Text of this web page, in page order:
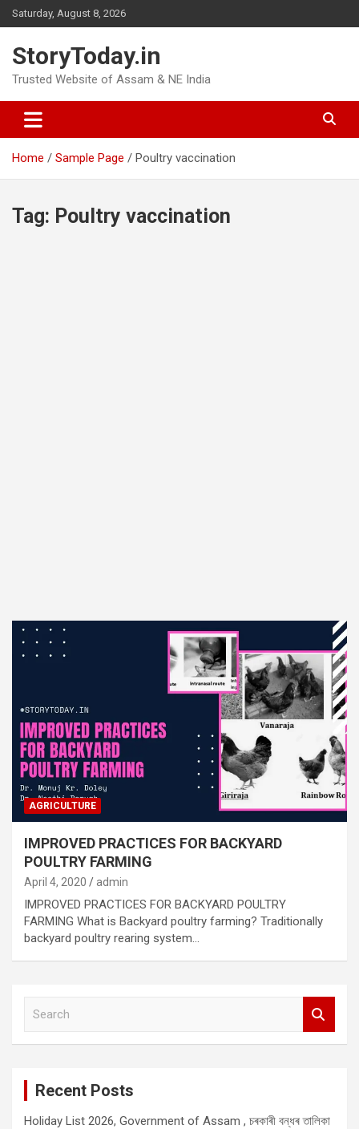
Skip
to
Saturday, August 8, 2026
StoryToday.in
Trusted Website of Assam & NE India
Home Sample Page Poultry vaccination
Tag: Poultry vaccination
AGRICULTURE
IMPROVED PRACTICES FOR BACKYARD
POULTRY FARMING
April 4, 2020 admin
IMPROVED PRACTICES FOR BACKYARD POULTRY
FARMING What is Backyard poultry farming? Traditionally
backyard poultry rearing system…
Recent Posts
Holiday List 2026, Government of Assam , চৰকাৰী বন্ধৰ তালিকা